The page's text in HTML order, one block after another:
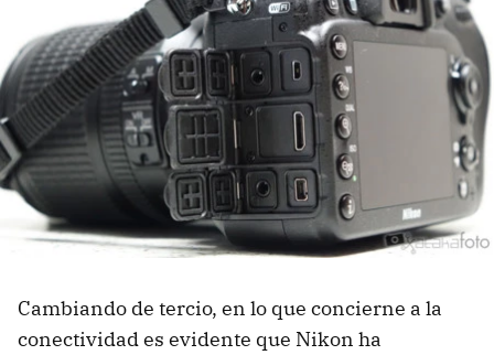
Cambiando de tercio, en lo que concierne a la
conectividad es evidente que Nikon ha